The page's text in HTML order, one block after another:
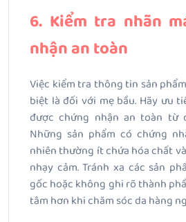
6. Kiểm tra nhãn
nhận an toàn
Việc kiểm tra thông tin sản
biệt là đối với mẹ bầu. Hãy ưu
được chứng nhận an toàn từ
Những sản phẩm có chứng
nhiên thường ít chứa hóa chất
nhạy cảm. Tránh xa các sản
gốc hoặc không ghi rõ thành
tâm hơn khi chăm sóc da hàng